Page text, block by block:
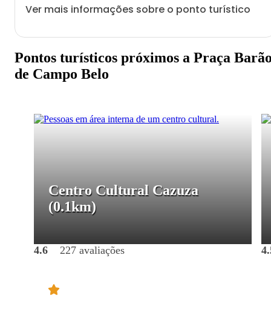
Ver mais informações sobre o ponto turístico
Pontos turísticos próximos a Praça
de Campo Belo
Centro Cultural Cazuza
(0.1km)
4.6 227 avaliações